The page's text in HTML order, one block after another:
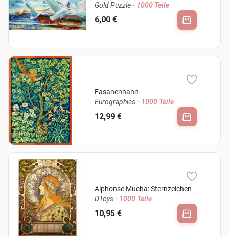
Gold Puzzle- 1000 Teile
6,00 €
Fasanenhahn
Eurographics- 1000 Teile
12,99 €
Alphonse Mucha: Sternzeichen
DToys- 1000 Teile
10,95 €